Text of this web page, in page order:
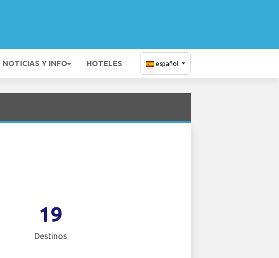
NOTICIAS Y INFO HOTELES español
19
Destinos